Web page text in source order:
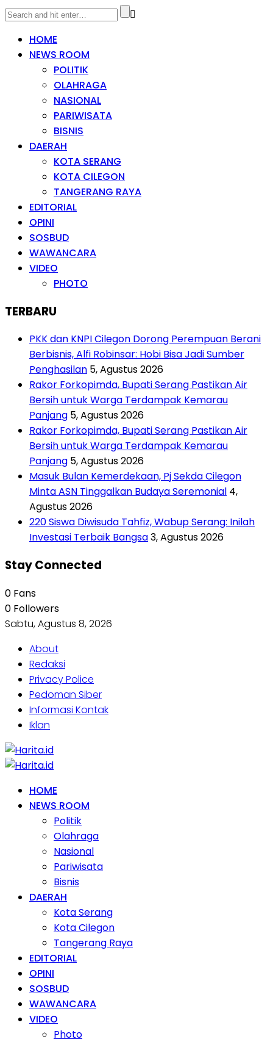
HOME
NEWS ROOM
POLITIK
OLAHRAGA
NASIONAL
PARIWISATA
BISNIS
DAERAH
KOTA SERANG
KOTA CILEGON
TANGERANG RAYA
EDITORIAL
OPINI
SOSBUD
WAWANCARA
VIDEO
PHOTO
TERBARU
PKK dan KNPI Cilegon Dorong Perempuan Berani
Berbisnis, Alfi Robinsar: Hobi Bisa Jadi Sumber
Penghasilan 5, Agustus 2026
Rakor Forkopimda, Bupati Serang Pastikan Air
Bersih untuk Warga Terdampak Kemarau
Panjang 5, Agustus 2026
Rakor Forkopimda, Bupati Serang Pastikan Air
Bersih untuk Warga Terdampak Kemarau
Panjang 5, Agustus 2026
Masuk Bulan Kemerdekaan, Pj Sekda Cilegon
Minta ASN Tinggalkan Budaya Seremonial 4,
Agustus 2026
220 Siswa Diwisuda Tahfiz, Wabup Serang: Inilah
Investasi Terbaik Bangsa3, Agustus 2026
Stay Connected
0 Fans
0 Followers
Sabtu, Agustus 8, 2026
About
Redaksi
Privacy Police
Pedoman Siber
Informasi Kontak
Iklan
HOME
NEWS ROOM
Politik
Olahraga
Nasional
Pariwisata
Bisnis
DAERAH
Kota Serang
Kota Cilegon
Tangerang Raya
EDITORIAL
OPINI
SOSBUD
WAWANCARA
VIDEO
Photo